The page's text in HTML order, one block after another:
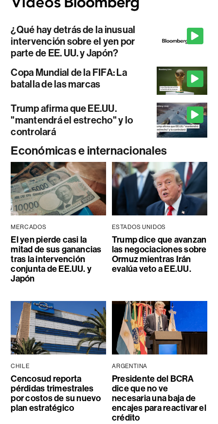
¿Qué hay detrás de la inusual
intervención sobre el yen por
parte de EE. UU. y Japón?
Copa Mundial de la FIFA: La
batalla de las marcas
Trump afirma que EE.UU.
"mantendrá el estrecho" y lo
controlará
Económicas e internacionales
MERCADOS
El yen pierde casi la
mitad de sus ganancias
tras la intervención
conjunta de EE.UU. y
Japón
ESTADOS UNIDOS
Trump dice que avanzan
las negociaciones sobre
Ormuz mientras Irán
evalúa veto a EE.UU.
CHILE
Cencosud reporta
pérdidas trimestrales
por costos de su nuevo
plan estratégico
ARGENTINA
Presidente del BCRA
dice que no ve
necesaria una baja de
encajes para reactivar el
crédito